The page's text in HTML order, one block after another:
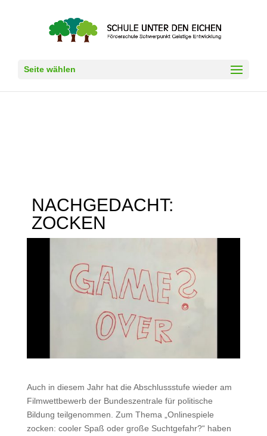
Seite wählen
NACHGEDACHT:
ZOCKEN
Auch in diesem Jahr hat die Abschlussstufe wieder am
Filmwettbewerb der Bundeszentrale für politische
Bildung teilgenommen. Zum Thema „Onlinespiele
zocken: cooler Spaß oder große Suchtgefahr?“ haben